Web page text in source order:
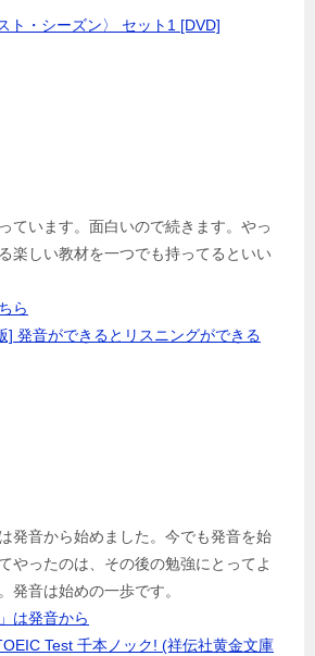
ト・シーズン〉 セット1 [DVD]
ています。面白いので続きます。やっ
楽しい教材を一つでも持ってるといい
ら
] 発音ができるとリスニングができる
発音から始めました。今でも発音を始
やったのは、その後の勉強にとってよ
発音は始めの一歩です。
は発音から
Test 千本ノック! (祥伝社黄金文庫